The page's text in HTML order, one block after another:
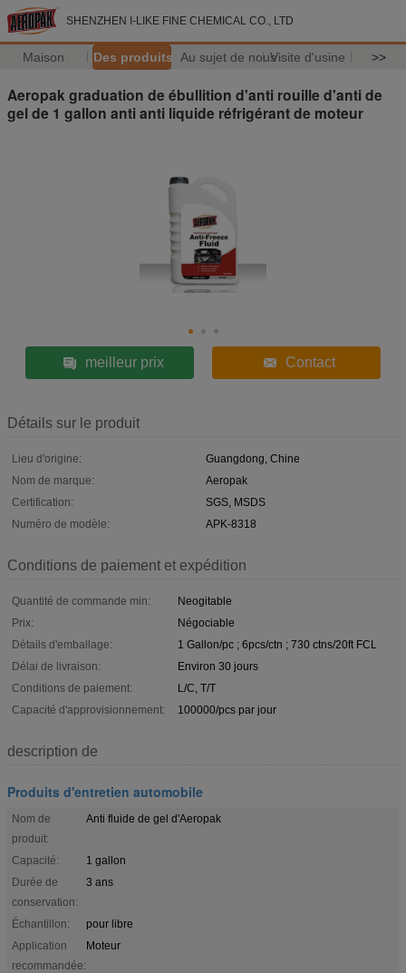
SHENZHEN I-LIKE FINE CHEMICAL CO., LTD
Maison Des produits Au sujet de nousVisite d'usine >>
Aeropak graduation de ébullition d'anti rouille d'anti de
gel de 1 gallon anti anti liquide réfrigérant de moteur
meilleur prix Contact
Détails sur le produit
Lieu d'origine:
Guangdong, Chine
Nom de marque:
Aeropak
Certification:
SGS, MSDS
Numéro de modèle:
APK-8318
Conditions de paiement et expédition
Quantité de commande min:
Neogitable
Prix:
Négociable
Détails d'emballage:
1 Gallon/pc ; 6pcs/ctn ; 730 ctns/20ft FCL
Délai de livraison:
Environ 30 jours
Conditions de paiement:
L/C, T/T
Capacité d'approvisionnement:
100000/pcs par jour
description de
Produits d'entretien automobile
Nom de
produit:
Anti fluide de gel d'Aeropak
Capacité:
1 gallon
Durée de
conservation:
3 ans
Échantillon:
pour libre
Application
recommandée:
Moteur